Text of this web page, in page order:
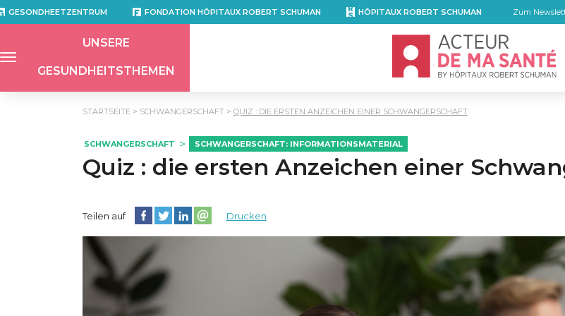
GESONDHEETZENTRUM FONDATION HÔPITAUX ROBERT SCHUMAN HÔPITAUX ROBERT SCHUMAN Zum
UNSERE
GESUNDHEITSTHEMEN
Accueil - Acteur de ma
STARTSEITE SCHWANGERSCHAFT QUIZ : DIE ERSTEN ANZEICHEN EINER SCHWANGERSCHAFT
SCHWANGERSCHAFT SCHWANGERSCHAFT: INFORMATIONSMATERIAL
Quiz : die ersten Anzeichen einer
Teilen auf Diese Seite auf Facebook teilen
Diese Seite auf Twitter teilen
Diese Seite auf LinkedIn teilen
Partager cette page sur email
Drucken